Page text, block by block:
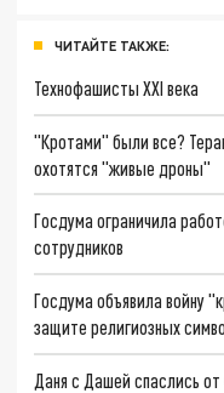
ЧИТАЙТЕ ТАКЖЕ:
Технофашисты XXI века
"Кротами" были все?
охотятся "живые дроны"
Госдума ограничила
сотрудников
Госдума объявила войну
защите религиозных
Даня с Дашей спаслись